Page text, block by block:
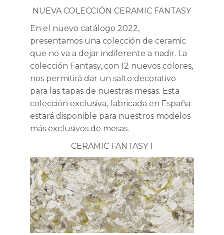
NUEVA COLECCIÓN CERAMIC FANTASY
En el nuevo catálogo 2022,
presentamos una colección de ceramic
que no va a dejar indiferente a nadir. La
colección Fantasy, con 12 nuevos colores,
nos permitirá dar un salto decorativo
para las tapas de nuestras mesas. Esta
colección exclusiva, fabricada en España
estará disponible para nuestros modelos
más exclusivos de mesas.
CERAMIC FANTASY 1